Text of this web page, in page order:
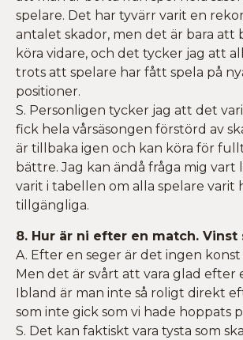
spelare. Det har tyvärr varit en
antalet skador, men det är bara att
köra vidare, och det tycker jag att
trots att spelare har fått spela på
positioner.
S. Personligen tycker jag att det
fick hela vårsäsongen förstörd av
är tillbaka igen och kan köra för
bättre. Jag kan ändå fråga mig vart
varit i tabellen om alla spelare varit
tillgängliga.
8. Hur är ni efter en match. Vinst
A. Efter en seger är det ingen konst
Men det är svårt att vara glad efter
Ibland är man inte så roligt direkt
som inte gick som vi hade hoppats
S. Det kan faktiskt vara tysta som